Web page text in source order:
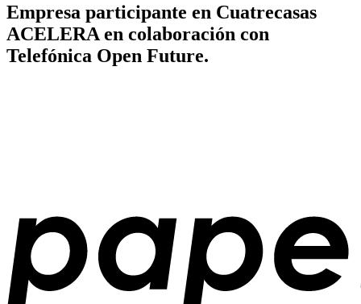
Empresa participante en Cuatrecasas
ACELERA en colaboración con
Telefónica Open Future.